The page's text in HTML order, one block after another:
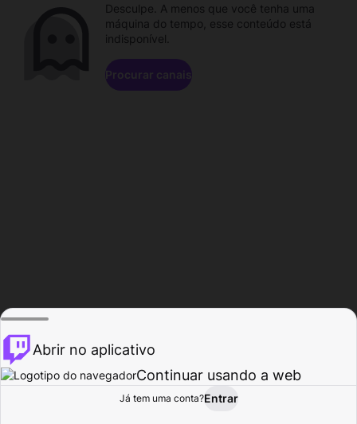
Procurar Atividade
Desculpe. A menos que você tenha uma
máquina do tempo, esse conteúdo está
indisponível.
Procurar canais
Abrir no aplicativo
Continuar usando a web
Já tem uma conta?Entrar